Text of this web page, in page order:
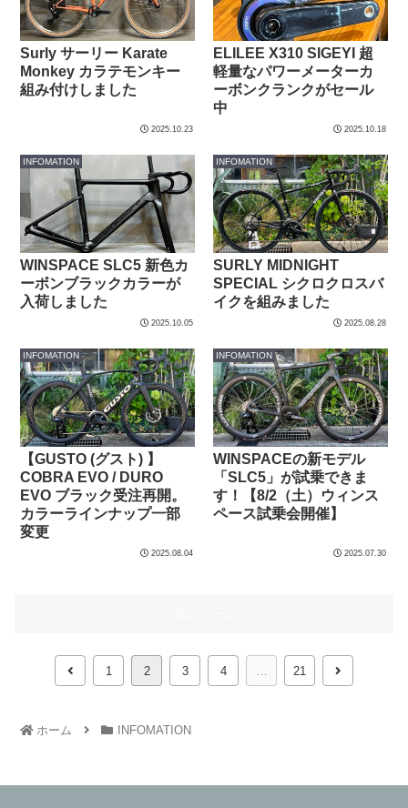
Surly サーリー Karate
Monkey カラテモンキー
組み付けしました
2025.10.23
ELILEE X310 SIGEYI 超
軽量なパワーメーターカ
ーボンクランクがセール
中
2025.10.18
INFOMATION
WINSPACE SLC5 新色カ
ーボンブラックカラーが
入荷しました
2025.10.05
INFOMATION
SURLY MIDNIGHT
SPECIAL シクロクロスバ
イクを組みました
2025.08.28
INFOMATION
【GUSTO (グスト) 】
COBRA EVO / DURO
EVO ブラック受注再開。
カラーラインナップ一部
変更
2025.08.04
INFOMATION
WINSPACEの新モデル
「SLC5」が試乗できま
す！【8/2（土）ウィンス
ペース試乗会開催】
2025.07.30
1 2 3 4 … 21
ホーム INFOMATION